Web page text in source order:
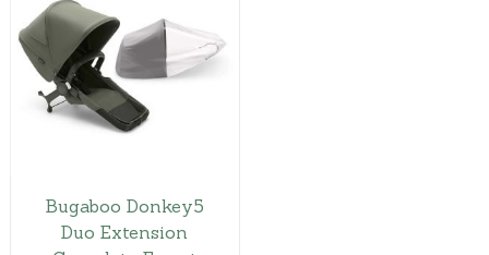
Bugaboo Donkey5
Duo Extension